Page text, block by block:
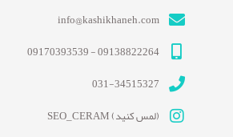
info@kashikhaneh.com
09138822264 - 09170393539
031-34515327
(لمس کنید) SEO_CERAM